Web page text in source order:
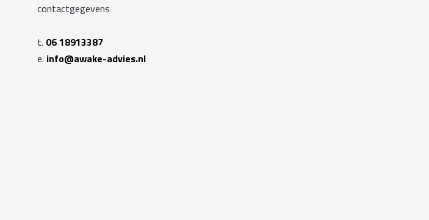
contactgegevens
t. 06 18913387
e. info@awake-advies.nl